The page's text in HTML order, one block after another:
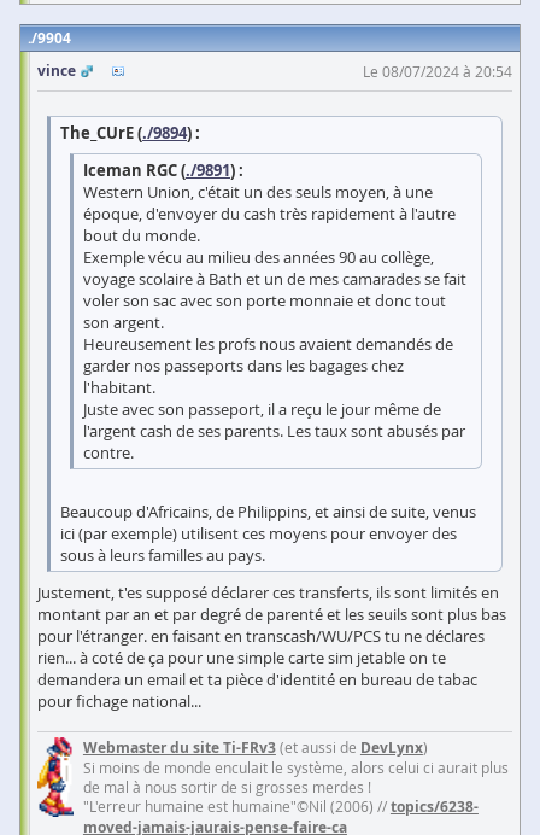
9904
vince
Le 08/07/2024 à 20:54
The_CUrE (./9894) :
Iceman RGC (./9891) :
Western Union, c'était un des seuls moyen, à une
époque, d'envoyer du cash très rapidement à l'autre
bout du monde.
Exemple vécu au milieu des années 90 au collège,
voyage scolaire à Bath et un de mes camarades se fait
voler son sac avec son porte monnaie et donc tout
son argent.
Heureusement les profs nous avaient demandés de
garder nos passeports dans les bagages chez
l'habitant.
Juste avec son passeport, il a reçu le jour même de
l'argent cash de ses parents. Les taux sont abusés par
contre.
Beaucoup d'Africains, de Philippins, et ainsi de suite, venus
ici (par exemple) utilisent ces moyens pour envoyer des
sous à leurs familles au pays.
Justement, t'es supposé déclarer ces transferts, ils sont limités en
montant par an et par degré de parenté et les seuils sont plus bas
pour l'étranger. en faisant en transcash/WU/PCS tu ne déclares
rien... à coté de ça pour une simple carte sim jetable on te
demandera un email et ta pièce d'identité en bureau de tabac
pour fichage national...
Webmaster du site Ti-FRv3(et aussi de DevLynx)
Si moins de monde enculait le système, alors celui ci aurait plus
de mal à nous sortir de si grosses merdes !
"L'erreur humaine est humaine"©Nil (2006) //topics/6238-
moved-jamais-jaurais-pense-faire-ca